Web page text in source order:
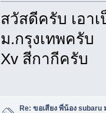
สวัสดีครับ เอา
ม.กรุงเทพครับ
Xv สีกากีครับ
Re: ขอเสียง พี่น้อง subaru